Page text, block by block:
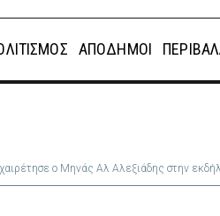
ΑΠΌΔΗΜΟΙ
ο Μηνάς Αλ Αλεξιάδης στην